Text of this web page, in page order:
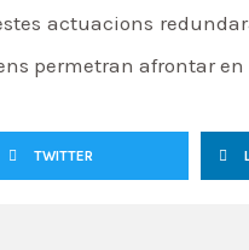
actuacions
permetran afrontar
TWITTER